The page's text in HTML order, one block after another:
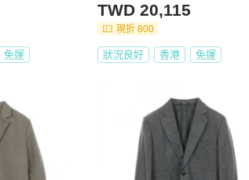
免運
TWD 20,115
現折 800
狀況良好 香港 免運